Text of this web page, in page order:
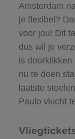
Amsterdam
je flexibel?
voor jou! Dit
dus wil je
is
nu te doen
laatste
Paulo vlucht